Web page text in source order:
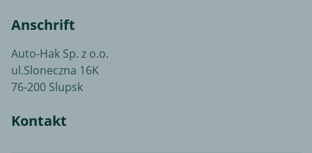
Anschrift
Auto-Hak Sp. z o.o.
ul.Sloneczna 16K
76-200 Slupsk
Kontakt